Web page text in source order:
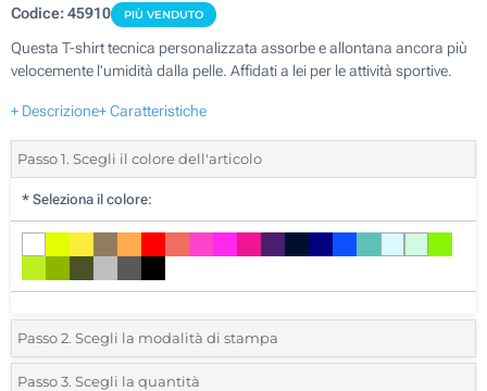
Codice:45910 PIÙ VENDUTO
Questa T-shirt tecnica personalizzata assorbe e allontana ancora più
velocemente l'umidità dalla pelle. Affidati a lei per le attività sportive.
+ Descrizione+ Caratteristiche
Passo 1. Scegli il colore dell'articolo
* Seleziona il colore:
Passo 2. Scegli la modalità di stampa
*Seleziona la posizione di stampa e il colore del vostro logo:
Passo 3. Scegli la quantità